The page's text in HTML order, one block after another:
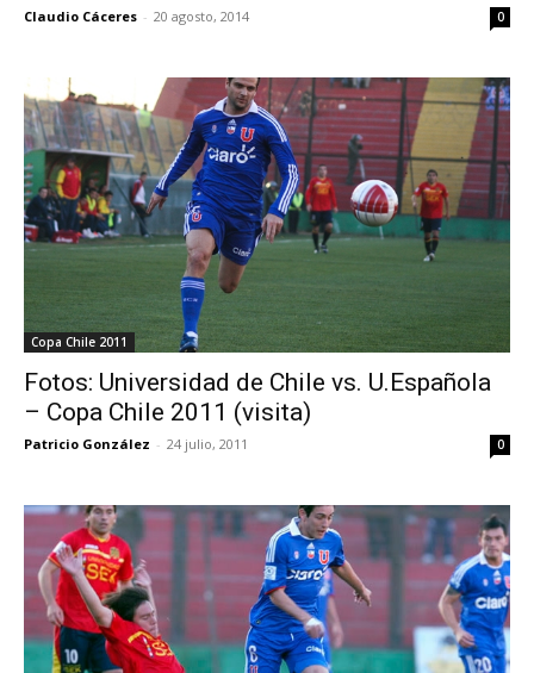
Claudio Cáceres - 20 agosto, 2014 0
Copa Chile 2011
Fotos: Universidad de Chile vs. U.Española
– Copa Chile 2011 (visita)
Patricio González - 24 julio, 2011 0